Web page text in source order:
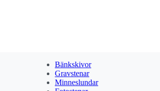
Bänkskivor
Gravstenar
Minneslundar